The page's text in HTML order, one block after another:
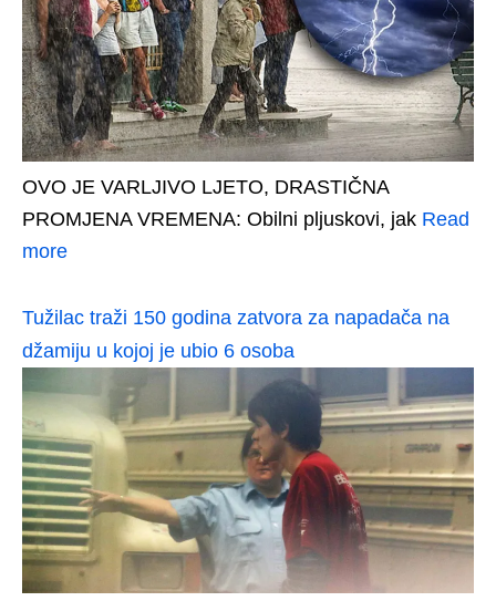
OVO JE VARLJIVO LJETO, DRASTIČNA
PROMJENA VREMENA: Obilni pljuskovi, jak Read
more
Tužilac traži 150 godina zatvora za napadača na
džamiju u kojoj je ubio 6 osoba